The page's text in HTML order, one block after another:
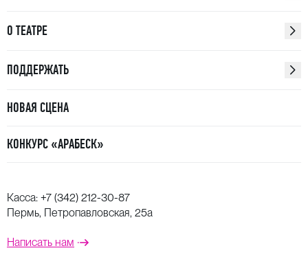
О ТЕАТРЕ
ПОДДЕРЖАТЬ
НОВАЯ СЦЕНА
КОНКУРС «АРАБЕСК»
Касса: +7 (342) 212-30-87
Пермь, Петропавловская, 25а
Написать нам